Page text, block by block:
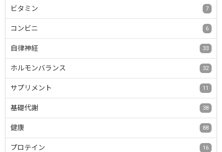
ビタミン 7
コンビニ 6
自律神経 33
ホルモンバランス 32
サプリメント 11
基礎代謝 38
健康 88
プロテイン 16